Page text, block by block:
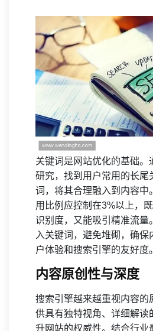
关键词是网站优化的基础。
研究，找到用户常用的长尾
词，将其合理融入到内容中
用比例应控制在3%以上，
识别度，又能吸引精准流量
入关键词，避免堆砌，确保
户体验和搜索引擎的友好度。
内容原创性与深度
搜索引擎越来越重视内容的
供具有独特视角、详细解读
升网站的权威性。结合行业